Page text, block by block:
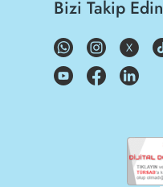
Bizi Takip Edin